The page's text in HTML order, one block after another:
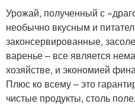
Урожай, полученный с
необычно вкусным и
законсервированные,
варенье – все является
хозяйстве, и экономией
Плюс ко всему – это
чистые продукты, столь